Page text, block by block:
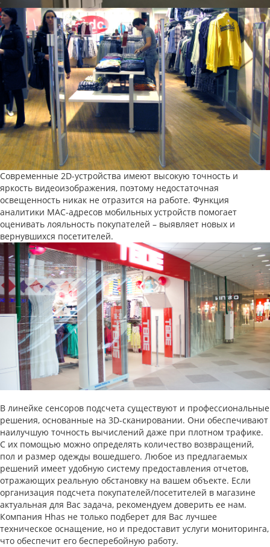
Современные 2D-устройства имеют высокую точность и
яркость видеоизображения, поэтому недостаточная
освещенность никак не отразится на работе. Функция
аналитики MAC-адресов мобильных устройств помогает
оценивать лояльность покупателей – выявляет новых и
вернувшихся посетителей.
В линейке сенсоров подсчета существуют и профессиональные
решения, основанные на 3D-сканировании. Они обеспечивают
наилучшую точность вычислений даже при плотном трафике.
С их помощью можно определять количество возвращений,
пол и размер одежды вошедшего. Любое из предлагаемых
решений имеет удобную систему предоставления отчетов,
отражающих реальную обстановку на вашем объекте. Если
организация подсчета покупателей/посетителей в магазине
актуальная для Вас задача, рекомендуем доверить ее нам.
Компания Hhas не только подберет для Вас лучшее
техническое оснащение, но и предоставит услуги мониторинга,
что обеспечит его бесперебойную работу.